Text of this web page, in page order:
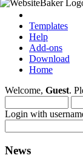
Templates
Help
Add-ons
Download
Home
Welcome, Guest.
Login with
News